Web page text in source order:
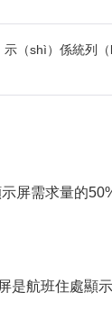
（shì）係統
需求量的
航班住處顯